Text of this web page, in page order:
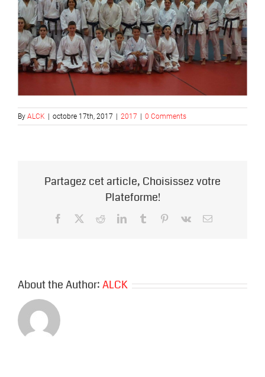
By ALCK octobre 17th, 2017 2017 0 Comments
Partagez cet article, Choisissez votre
Plateforme!
Facebook RedditLinkedInTumblr Pinterest
Vk Email
About the Author:ALCK